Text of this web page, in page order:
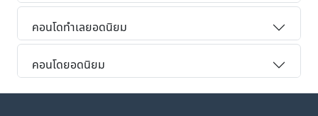
คอนโดทำเลยอดนิยม
คอนโดยอดนิยม